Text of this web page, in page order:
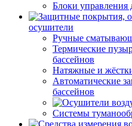
Блоки управления
осушители
Ручные
Термические
бассейнов
Натяжные и
Автоматические
бассейнов
Системы